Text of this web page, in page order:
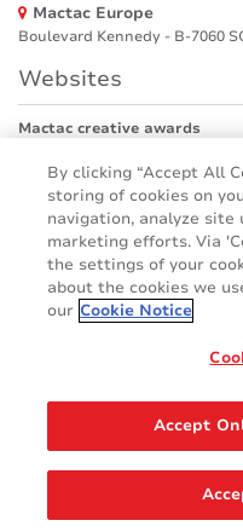
Mactac Europe
Boulevard Kennedy - B-7060
Websites
Mactac creative awards
© 2016 - 2026
Glosario Cookie Policy
GDPR
Legal & Privacy
By clicking “Accept All
storing of cookies on
navigation, analyze site
marketing efforts. Via
the settings of your
about the cookies we
our Cookie Notice
Accept